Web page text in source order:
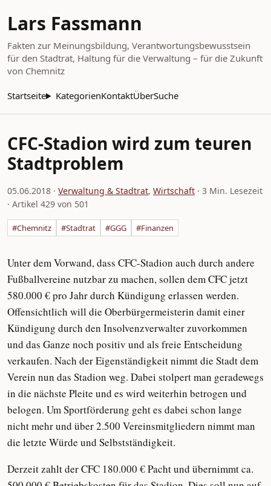
Lars Fassmann
Fakten zur Meinungsbildung, Verantwortungsbewusstsein
für den Stadtrat, Haltung für die Verwaltung – für die Zukunft
von Chemnitz
Startseite KategorienKontaktÜberSuche
CFC-Stadion wird zum teuren
Stadtproblem
05.06.2018 · Verwaltung & Stadtrat, Wirtschaft · 3 Min. Lesezeit
· Artikel 429 von 501
#Chemnitz #Stadtrat #GGG #Finanzen
Unter dem Vorwand, dass CFC-Stadion auch durch andere
Fußballvereine nutzbar zu machen, sollen dem CFC jetzt
580.000 € pro Jahr durch Kündigung erlassen werden.
Offensichtlich will die Oberbürgermeisterin damit einer
Kündigung durch den Insolvenzverwalter zuvorkommen
und das Ganze noch positiv und als freie Entscheidung
verkaufen. Nach der Eigenständigkeit nimmt die Stadt dem
Verein nun das Stadion weg. Dabei stolpert man geradewegs
in die nächste Pleite und es wird weiterhin betrogen und
belogen. Um Sportförderung geht es dabei schon lange
nicht mehr und über 2.500 Vereinsmitgliedern nimmt man
die letzte Würde und Selbstständigkeit.
Derzeit zahlt der CFC 180.000 € Pacht und übernimmt ca.